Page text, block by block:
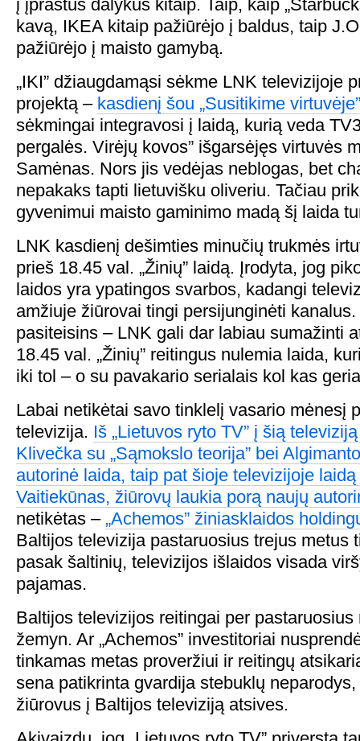
į įprastus dalykus kitaip. Taip, kaip
kavą, IKEA kitaip pažiūrėjo į baldus, taip
pažiūrėjo į maisto gamybą.
„IKI” džiaugdamąsi sėkme LNK televizijoje
projektą – kasdienį šou „Susitikime virtuvėje”
sėkmingai integravosi į laidą, kurią veda
pergalės. Virėjų kovos” išgarsėjęs virtuvės
Samėnas. Nors jis vedėjas neblogas, bet
nepakaks tapti lietuvišku oliveriu. Tačiau
gyvenimui maisto gaminimo madą šį laida
LNK kasdienį dešimties minučių trukmės
prieš 18.45 val. „Žinių” laidą. Įrodyta, jog
laidos yra ypatingos svarbos, kadangi
amžiuje žiūrovai tingi persijunginėti
pasiteisins – LNK gali dar labiau sumažinti
18.45 val. „Žinių” reitingus nulemia laida,
iki tol – o su pavakario serialais kol kas
Labai netikėtai savo tinklelį vasario mėnesį
televizija. Iš „Lietuvos ryto TV” į šią
Klivečka su „Sąmokslo teorija” bei
autorinė laida, taip pat šioje televizijoje
Vaitiekūnas, žiūrovų laukia porą naujų
netikėtas – „Achemos” žiniasklaidos
Baltijos televizija pastaruosius trejus metus
pasak šaltinių, televizijos išlaidos visada
pajamas.
Baltijos televizijos reitingai per pastaruosius
žemyn. Ar „Achemos” investitoriai
tinkamas metas proveržiui ir reitingų
sena patikrinta gvardija stebuklų
žiūrovus į Baltijos televiziją atsives.